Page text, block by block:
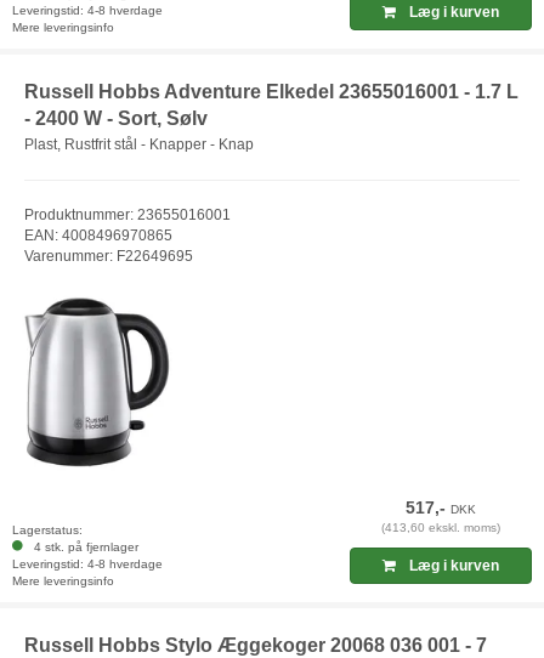
Leveringstid: 4-8 hverdage
Mere leveringsinfo
Læg i kurven
Russell Hobbs Adventure Elkedel 23655016001 - 1.7 L
- 2400 W - Sort, Sølv
Plast, Rustfrit stål - Knapper - Knap
Produktnummer: 23655016001
EAN: 4008496970865
Varenummer: F22649695
Lagerstatus:
4 stk. på fjernlager
Leveringstid: 4-8 hverdage
Mere leveringsinfo
517,-DKK
(413,60 ekskl. moms)
Læg i kurven
Russell Hobbs Stylo Æggekoger 20068 036 001 - 7